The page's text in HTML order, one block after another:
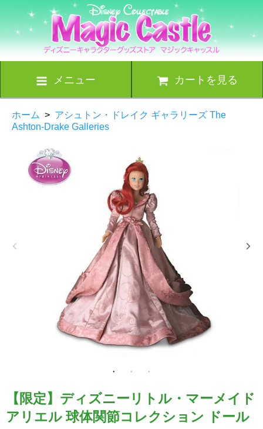
メニュー カートを見る
ホーム > アシュトン・ドレイク ギャラリーズ The
Ashton-Drake Galleries
【限定】ディズニーリトル・マーメイド
アリエル 球体関節コレクション ドール